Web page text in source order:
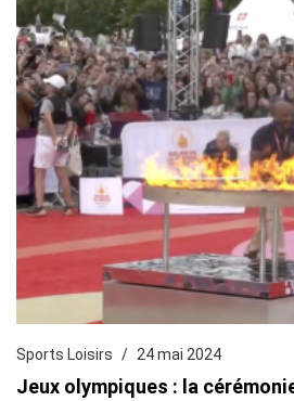
Sports Loisirs 24 mai 2024
Jeux olympiques : la